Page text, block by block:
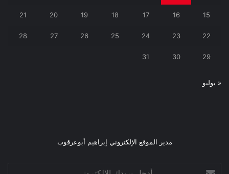
15
16
17
18
19
20
21
22
23
24
25
26
27
28
29
30
31
« يوليو
مدير الموقع الإلكتروني إبراهيم أبوعرقوب